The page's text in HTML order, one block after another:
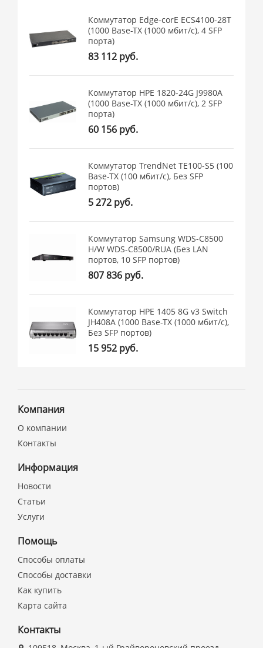
Коммутатор Edge-corE ECS4100-28T
(1000 Base-TX (1000 мбит/с), 4 SFP
порта)
83 112 руб.
Коммутатор HPE 1820-24G J9980A
(1000 Base-TX (1000 мбит/с), 2 SFP
порта)
60 156 руб.
Коммутатор TrendNet TE100-S5 (100
Base-TX (100 мбит/с), Без SFP
портов)
5 272 руб.
Коммутатор Samsung WDS-C8500
H/W WDS-C8500/RUA (Без LAN
портов, 10 SFP портов)
807 836 руб.
Коммутатор HPE 1405 8G v3 Switch
JH408A (1000 Base-TX (1000 мбит/с),
Без SFP портов)
15 952 руб.
Компания
О компании
Контакты
Информация
Новости
Статьи
Услуги
Помощь
Способы оплаты
Способы доставки
Как купить
Карта сайта
Контакты